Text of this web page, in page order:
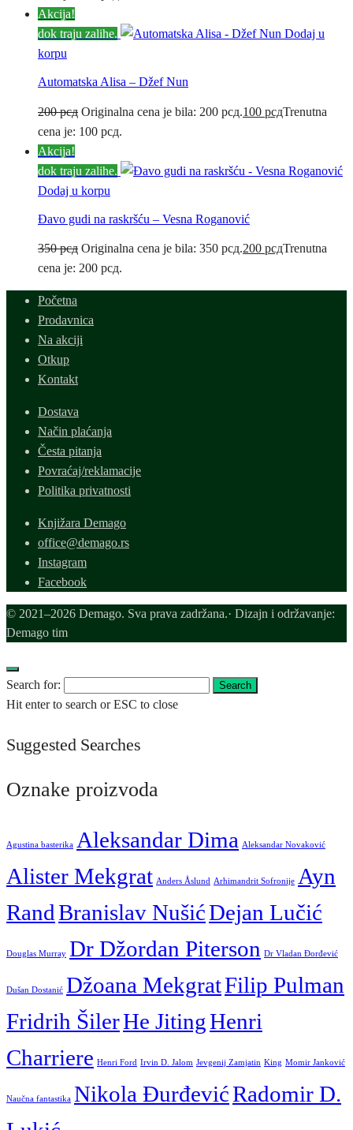
Akcija!
dok traju zalihe.
Dodaj u
korpu
Automatska Alisa – Džef Nun
200рсд Originalna cena je bila: 200 рсд.100 рсдTrenutna
cena je: 100 рсд.
Akcija!
dok traju zalihe.
Dodaj u korpu
Đavo gudi na raskršću – Vesna Roganović
350рсд Originalna cena je bila: 350 рсд.200 рсдTrenutna
cena je: 200 рсд.
Početna
Prodavnica
Na akciji
Otkup
Kontakt
Dostava
Način plaćanja
Česta pitanja
Povraćaj/reklamacije
Politika privatnosti
Knjižara Demago
office@demago.rs
Instagram
Facebook
© 2021–2026 Demago. Sva prava zadržana.· Dizajn i održavanje:
Demago tim
Search for: Search
Hit enter to search or ESC to close
Suggested Searches
Oznake proizvoda
Agustina basterika Aleksandar Dima Aleksandar Novaković
Alister Mekgrat Anders Åslund Arhimandrit Sofronije Ayn
RandBranislav NušićDejan Lučić
Douglas Murray Dr Džordan Piterson Dr Vladan Đorđević
Dušan Dostanić Džoana MekgratFilip Pulman
Fridrih ŠilerHe JitingHenri
Charriere Henri Ford Irvin D. Jalom Jevgenij Zamjatin King Momir Janković
Naučna fantastika Nikola ĐurđevićRadomir D.